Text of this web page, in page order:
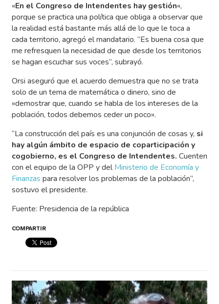
«En el Congreso de Intendentes hay gestión«,
porque se practica una política que obliga a observar que
la realidad está bastante más allá de lo que le toca a
cada territorio, agregó el mandatario. “Es buena cosa que
me refresquen la necesidad de que desde los territorios
se hagan escuchar sus voces”, subrayó.
Orsi aseguró que el acuerdo demuestra que no se trata
solo de un tema de matemática o dinero, sino de
«demostrar que, cuando se habla de los intereses de la
población, todos debemos ceder un poco».
“La construcción del país es una conjunción de cosas y, si
hay algún ámbito de espacio de coparticipación y
cogobierno, es el Congreso de Intendentes. Cuenten
con el equipo de la OPP y delMinisterio de Economía y
Finanzas para resolver los problemas de la población”,
sostuvo el presidente.
Fuente: Presidencia de la república
COMPARTIR